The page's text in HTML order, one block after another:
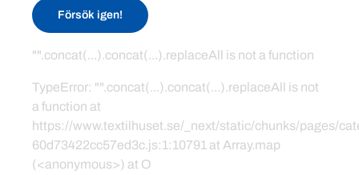
Försök igen!
"".concat(...).concat(...).replaceAll is not a function
TypeError: "".concat(...).concat(...).replaceAll is not
a function at
https://www.textilhuset.se/_next/static/chunks/pages/
60d73422cc57ed3c.js:1:10791 at Array.map
(<anonymous>) at O